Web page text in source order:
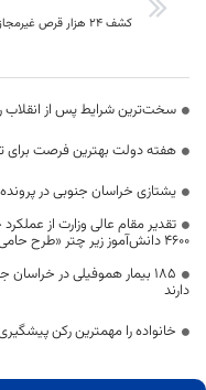
سخت‌ترین شرایط پس از انقلاب
هفته دولت بهترین فرصت برای
یشتازی خراسان جنوبی در
تقدیر مقام عالی وزارت از
۴۶۰۰ دانش‌آموز زیر چتر «طرح حامی»
۱۸۵ بیمار هموفیلی در
دارند
خانواده را مهمترین رکن